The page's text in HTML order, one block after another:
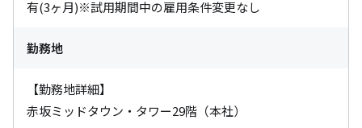
有(3ヶ月)※試用期間中の雇用条件変更なし
勤務地
【勤務地詳細】
赤坂ミッドタウン・タワー29階（本社）